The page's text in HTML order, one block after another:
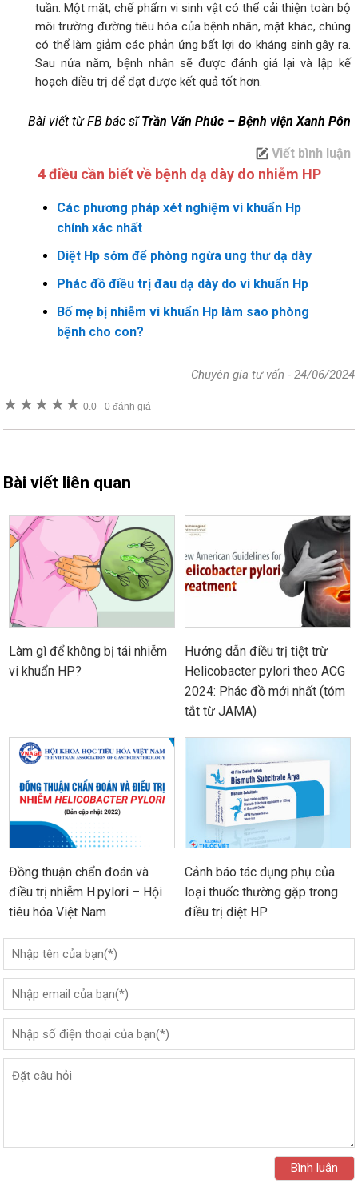
tuần. Một mặt, chế phẩm vi sinh vật có thể cải thiện toàn bộ
môi trường đường tiêu hóa của bệnh nhân, mặt khác, chúng
có thể làm giảm các phản ứng bất lợi do kháng sinh gây ra.
Sau nửa năm, bệnh nhân sẽ được đánh giá lại và lập kế
hoạch điều trị để đạt được kết quả tốt hơn.
Bài viết từ FB bác sĩTrần Văn Phúc – Bệnh viện Xanh Pôn
Viết bình luận
4 điều cần biết về bệnh dạ dày do nhiễm HP
Các phương pháp xét nghiệm vi khuẩn Hp
chính xác nhất
Diệt Hp sớm để phòng ngừa ung thư dạ dày
Phác đồ điều trị đau dạ dày do vi khuẩn Hp
Bố mẹ bị nhiễm vi khuẩn Hp làm sao phòng
bệnh cho con?
Chuyên gia tư vấn - 24/06/2024
★ ★ ★ ★ ★ 0.0 -0 đánh giá
Bài viết liên quan
Làm gì để không bị tái nhiễm
vi khuẩn HP?
Hướng dẫn điều trị tiệt trừ
Helicobacter pylori theo ACG
2024: Phác đồ mới nhất (tóm
tắt từ JAMA)
Đồng thuận chẩn đoán và
điều trị nhiễm H.pylori – Hội
tiêu hóa Việt Nam
Cảnh báo tác dụng phụ của
loại thuốc thường gặp trong
điều trị diệt HP